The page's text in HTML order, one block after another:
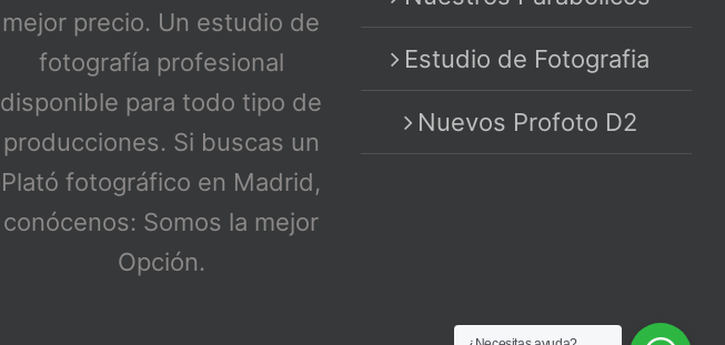
mejor precio. Un estudio de
fotografía profesional
disponible para todo tipo de
producciones. Si buscas un
Plató fotográfico en Madrid,
conócenos: Somos la mejor
Opción.
Estudio de Fotografia
Nuevos Profoto D2